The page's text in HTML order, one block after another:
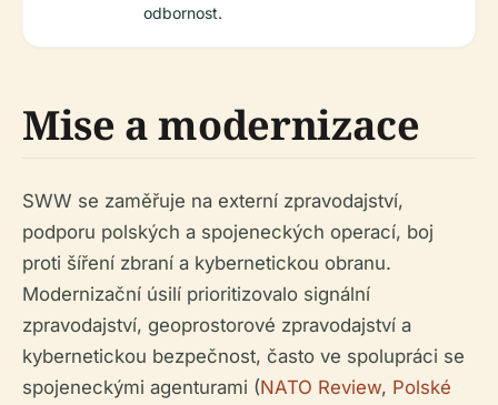
odbornost.
Mise a modernizace
SWW se zaměřuje na externí zpravodajství,
podporu polských a spojeneckých operací, boj
proti šíření zbraní a kybernetickou obranu.
Modernizační úsilí prioritizovalo signální
zpravodajství, geoprostorové zpravodajství a
kybernetickou bezpečnost, často ve spolupráci se
spojeneckými agenturami (NATO Review, Polské